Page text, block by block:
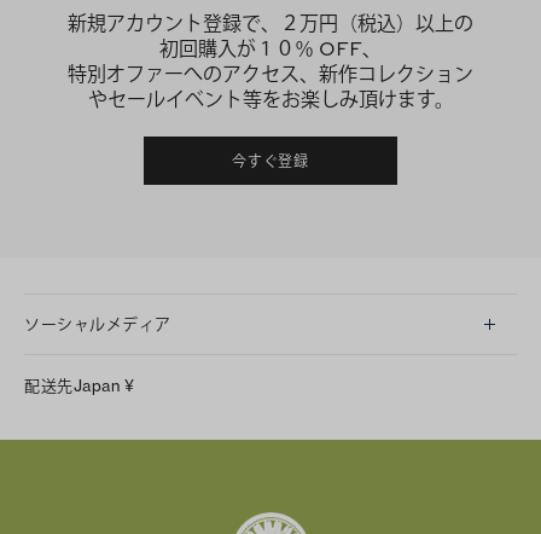
新規アカウント登録で、２万円（税込）以上の
初回購入が１０％ OFF、
特別オファーへのアクセス、新作コレクション
やセールイベント等をお楽しみ頂けます。
今すぐ登録
ソーシャルメディア
Facebook
配送先Japan ¥